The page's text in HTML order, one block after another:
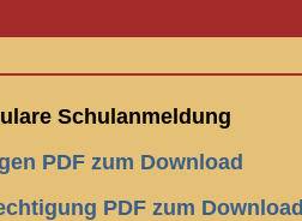
Schulanmeldung
PDF zum Download
PDF zum